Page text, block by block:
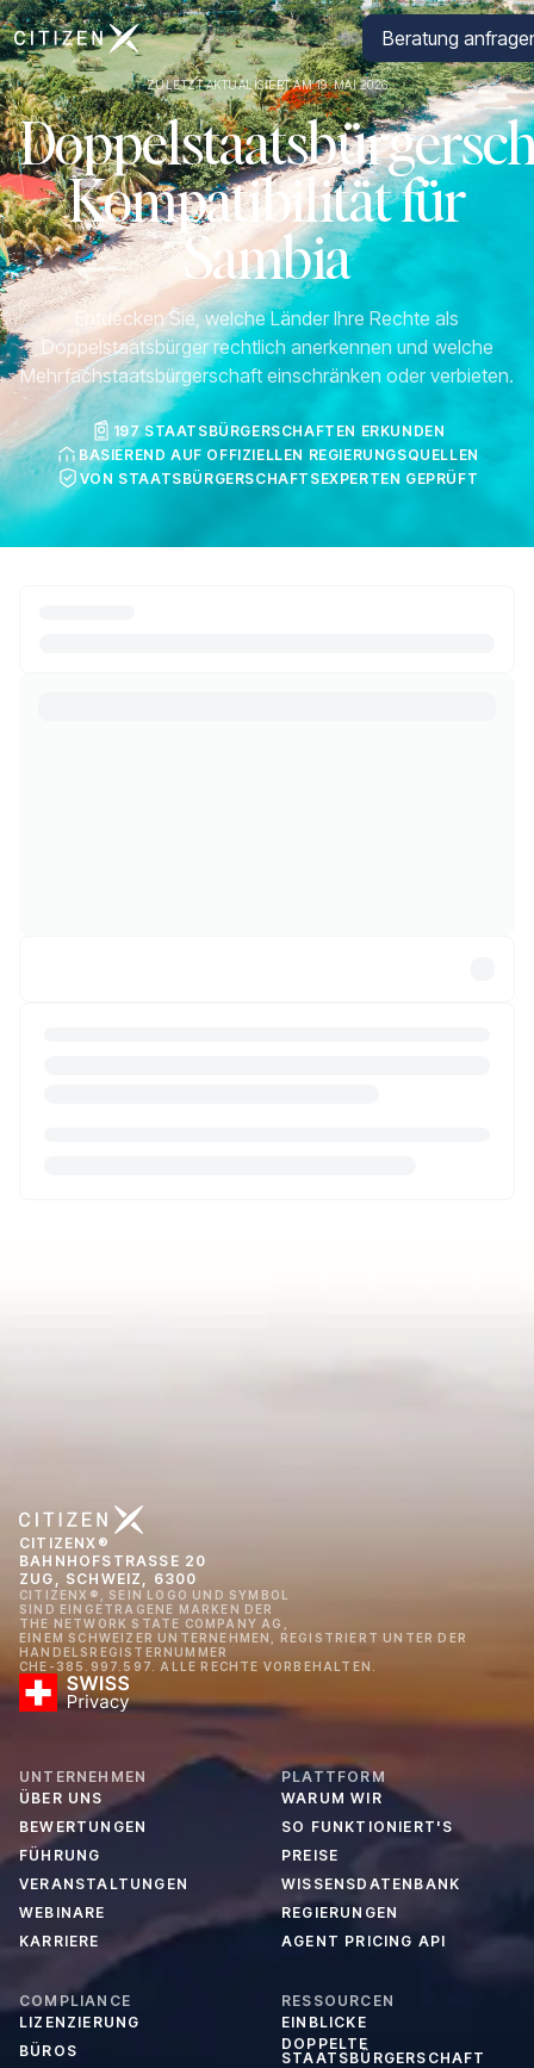
Zur Startseite von CitizenX Beratung
ZULETZT AKTUALISIERT AM 19. MAI 2026
Kompatibilität für
Sambia
Entdecken Sie, welche Länder Ihre Rechte als
Doppelstaatsbürger rechtlich anerkennen und welche
Mehrfachstaatsbürgerschaft einschränken oder verbieten.
197 STAATSBÜRGERSCHAFTEN ERKUNDEN
BASIEREND AUF OFFIZIELLEN REGIERUNGSQUELLEN
VON STAATSBÜRGERSCHAFTSEXPERTEN GEPRÜFT
CITIZENX®
BAHNHOFSTRASSE 20
ZUG, SCHWEIZ, 6300
CITIZENX®, SEIN LOGO UND SYMBOL
SIND EINGETRAGENE MARKEN DER
THE NETWORK STATE COMPANY AG,
EINEM SCHWEIZER UNTERNEHMEN, REGISTRIERT UNTER DER
HANDELSREGISTERNUMMER
CHE-385.997.597. ALLE RECHTE VORBEHALTEN.
UNTERNEHMEN
ÜBER UNS
BEWERTUNGEN
FÜHRUNG
VERANSTALTUNGEN
WEBINARE
KARRIERE
PLATTFORM
WARUM WIR
SO FUNKTIONIERT'S
PREISE
WISSENSDATENBANK
REGIERUNGEN
AGENT PRICING API
COMPLIANCE
LIZENZIERUNG
BÜROS
RESSOURCEN
EINBLICKE
DOPPELTE
STAATSBÜRGERSCHAFT